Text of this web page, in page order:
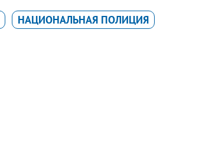
НАЦИОНАЛЬНАЯ ПОЛИЦИЯ